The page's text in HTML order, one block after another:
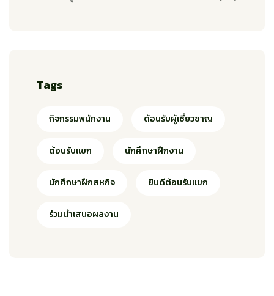
Tags
กิจกรรมพนักงาน ต้อนรับผู้เชี่ยวชาญ
ต้อนรับแขก นักศึกษาฝึกงาน
นักศึกษาฝึกสหกิจ ยินดีต้อนรับแขก
ร่วมนำเสนอผลงาน